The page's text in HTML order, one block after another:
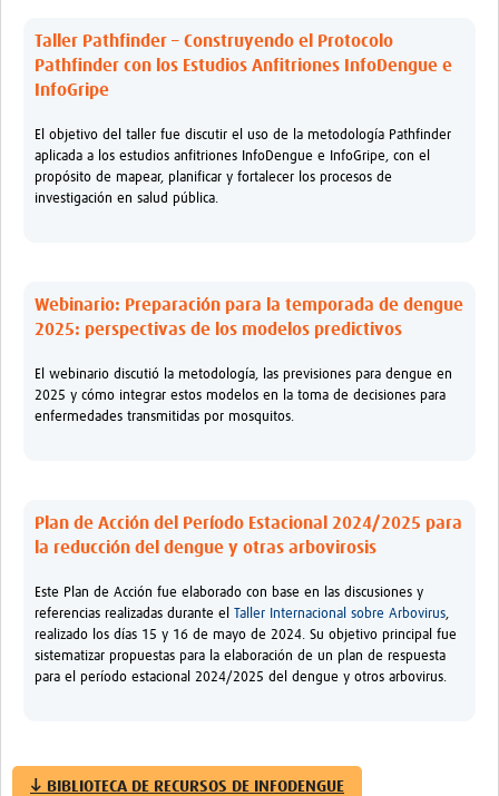
Taller Pathfinder – Construyendo el Protocolo
Pathfinder con los Estudios Anfitriones InfoDengue e
InfoGripe
El objetivo del taller fue discutir el uso de la metodología Pathfinder
aplicada a los estudios anfitriones InfoDengue e InfoGripe, con el
propósito de mapear, planificar y fortalecer los procesos de
investigación en salud pública.
Webinario: Preparación para la temporada de dengue
2025: perspectivas de los modelos predictivos
El webinario discutió la metodología, las previsiones para dengue en
2025 y cómo integrar estos modelos en la toma de decisiones para
enfermedades transmitidas por mosquitos.
Plan de Acción del Período Estacional 2024/2025 para
la reducción del dengue y otras arbovirosis
Este Plan de Acción fue elaborado con base en las discusiones y
referencias realizadas durante el Taller Internacional sobre Arbovirus,
realizado los días 15 y 16 de mayo de 2024. Su objetivo principal fue
sistematizar propuestas para la elaboración de un plan de respuesta
para el período estacional 2024/2025 del dengue y otros arbovirus.
↓ BIBLIOTECA DE RECURSOS DE INFODENGUE